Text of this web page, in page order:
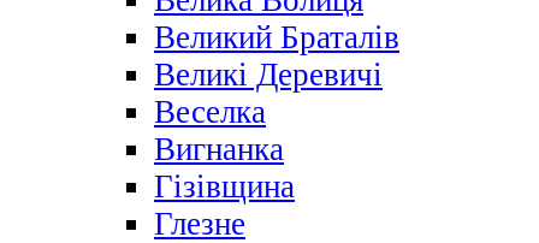
Великий Браталів
Великі Деревичі
Веселка
Вигнанка
Гізівщина
Глезне